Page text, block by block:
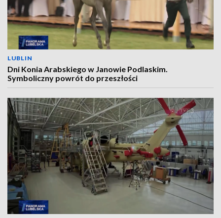
LUBLIN
Dni Konia Arabskiego w Janowie Podlaskim.
Symboliczny powrót do przeszłości